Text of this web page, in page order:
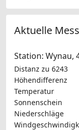
Aktuelle
Station: Wynau,
Distanz zu 6243
Höhendifferenz
Temperatur
Sonnenschein
Niederschläge